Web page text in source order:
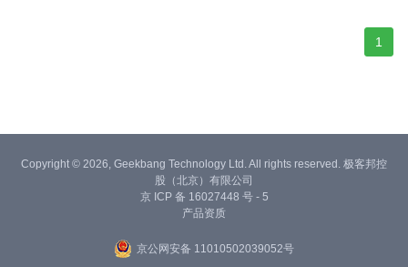
1
Copyright © 2026, Geekbang Technology Ltd. All rights reserved. 极客邦控
股（北京）有限公司
京 ICP 备 16027448 号 - 5
产品资质
京公网安备 11010502039052号